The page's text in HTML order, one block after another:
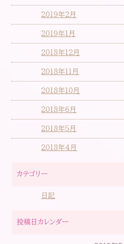
2019年2月
2019年1月
2018年12月
2018年11月
2018年10月
2018年6月
2018年5月
2018年4月
カテゴリー
日記
投稿日カレンダー